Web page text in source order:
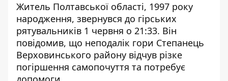
Житель Полтавської області, 1997 року
народження, звернувся до гірських
рятувальників 1 червня о 21:33. Він
повідомив, що неподалік гори Степанець
Верховинського району відчув різке
погіршення самопочуття та потребує